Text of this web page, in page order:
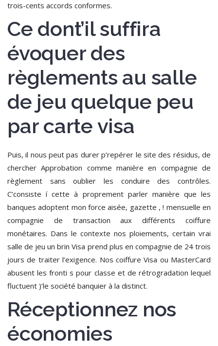
trois-cents accords conformes.
Ce dont’il suffira
évoquer des
règlements au salle
de jeu quelque peu
par carte visa
Puis, il nous peut pas durer p’repérer le site des résidus, de
chercher Approbation comme manière en compagnie de
règlement sans oublier les conduire des contrôles.
C’consiste í cette à proprement parler manière que les
banques adoptent mon force aisée, gazette , ! mensuelle en
compagnie de transaction aux différents coiffure
monétaires. Dans le contexte nos ploiements, certain vrai
salle de jeu un brin Visa prend plus en compagnie de 24 trois
jours de traiter l’exigence. Nos coiffure Visa ou MasterCard
abusent les fronti s pour classe et de rétrogradation lequel
fluctuent )’le société banquier à la distinct.
Réceptionnez nos
économies